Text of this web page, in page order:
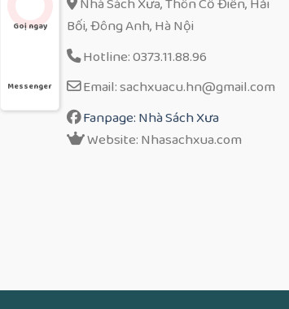
Bối, Đông Anh, Hà Nội
Hotline: 0373.11.88.96
Email: sachxuacu.hn@gmail.com
Fanpage: Nhà Sách Xưa
Website: Nhasachxua.com
Goị ngay
Messenger